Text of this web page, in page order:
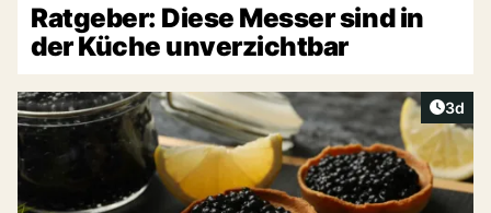
Ratgeber: Diese Messer sind in
der Küche unverzichtbar
3d